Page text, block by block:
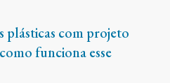
plásticas com projeto
funciona esse